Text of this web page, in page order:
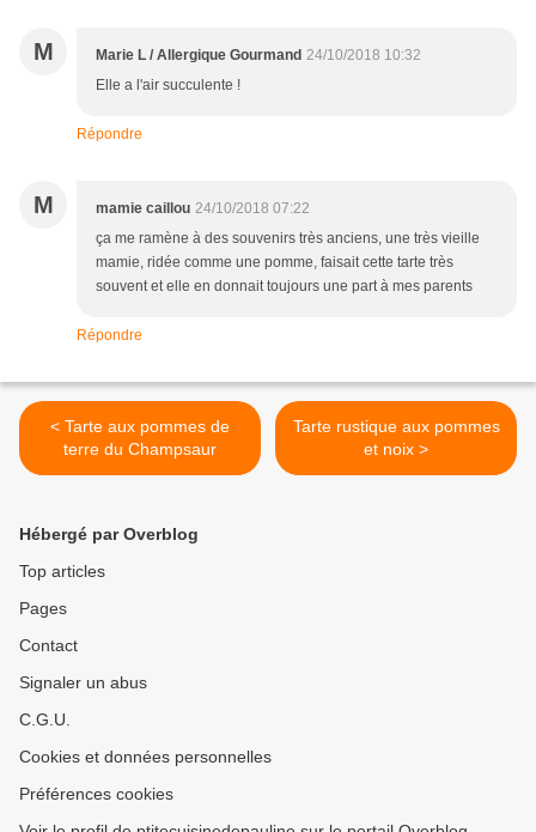
M Marie L / Allergique Gourmand 24/10/2018 10:32
Elle a l'air succulente !
Répondre
M mamie caillou 24/10/2018 07:22
ça me ramène à des souvenirs très anciens, une très vieille
mamie, ridée comme une pomme, faisait cette tarte très
souvent et elle en donnait toujours une part à mes parents
Répondre
< Tarte aux pommes de
terre du Champsaur
Tarte rustique aux pommes
et noix >
Hébergé par Overblog
Top articles
Pages
Contact
Signaler un abus
C.G.U.
Cookies et données personnelles
Préférences cookies